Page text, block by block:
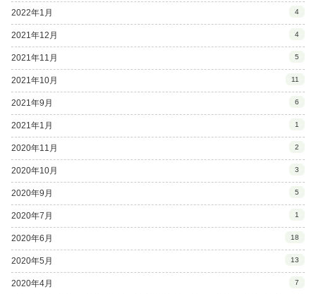
2022年1月 4
2021年12月 4
2021年11月 5
2021年10月 11
2021年9月 6
2021年1月 1
2020年11月 2
2020年10月 3
2020年9月 5
2020年7月 1
2020年6月 18
2020年5月 13
2020年4月 7